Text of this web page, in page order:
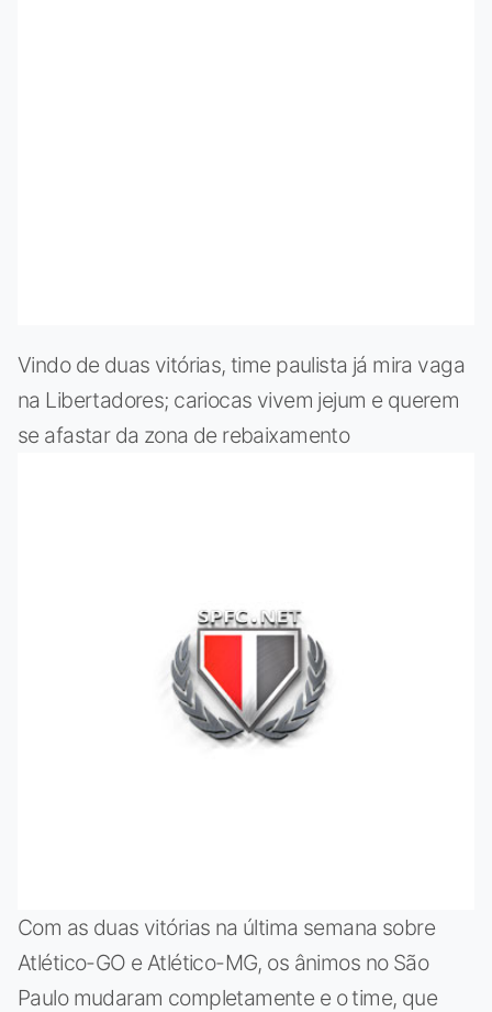
Vindo de duas vitórias, time paulista já mira vaga
na Libertadores; cariocas vivem jejum e querem
se afastar da zona de rebaixamento
Com as duas vitórias na última semana sobre
Atlético-GO e Atlético-MG, os ânimos no São
Paulo mudaram completamente e o time, que